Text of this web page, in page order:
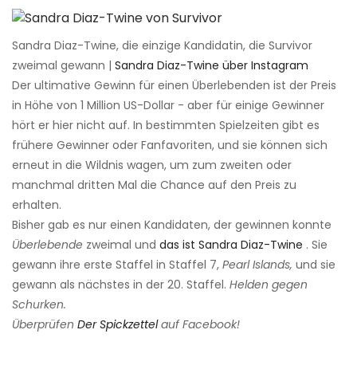
Sandra Diaz-Twine, die einzige Kandidatin, die Survivor
zweimal gewann | Sandra Diaz-Twine über Instagram
Der ultimative Gewinn für einen Überlebenden ist der Preis
in Höhe von 1 Million US-Dollar - aber für einige Gewinner
hört er hier nicht auf. In bestimmten Spielzeiten gibt es
frühere Gewinner oder Fanfavoriten, und sie können sich
erneut in die Wildnis wagen, um zum zweiten oder
manchmal dritten Mal die Chance auf den Preis zu
erhalten.
Bisher gab es nur einen Kandidaten, der gewinnen konnte
Überlebende zweimal und das ist Sandra Diaz-Twine . Sie
gewann ihre erste Staffel in Staffel 7, Pearl Islands, und sie
gewann als nächstes in der 20. Staffel. Helden gegen
Schurken.
Überprüfen Der Spickzettelauf Facebook!